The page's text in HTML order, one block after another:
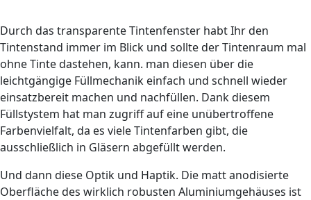
Durch das transparente Tintenfenster habt Ihr den
Tintenstand immer im Blick und sollte der Tintenraum mal
ohne Tinte dastehen, kann. man diesen über die
leichtgängige Füllmechanik einfach und schnell wieder
einsatzbereit machen und nachfüllen. Dank diesem
Füllstystem hat man zugriff auf eine unübertroffene
Farbenvielfalt, da es viele Tintenfarben gibt, die
ausschließlich in Gläsern abgefüllt werden.
Und dann diese Optik und Haptik. Die matt anodisierte
Oberfläche des wirklich robusten Aluminiumgehäuses ist